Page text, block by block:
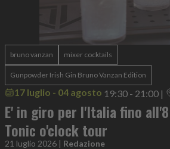
bruno vanzan mixer cocktails
Gunpowder Irish Gin Bruno Vanzan Edition
17 luglio - 04 agosto 19:30 - 21:00 |
E' in giro per l'Italia fino
Tonic o'clock tour
21 luglio 2026 | Redazione